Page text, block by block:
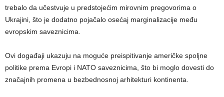
trebalo da učestvuje u predstojećim mirovnim pregovorima o
Ukrajini, što je dodatno pojačalo osećaj marginalizacije među
evropskim saveznicima.
Ovi događaji ukazuju na moguće preispitivanje američke spoljne
politike prema Evropi i NATO saveznicima, što bi moglo dovesti do
značajnih promena u bezbednosnoj arhitekturi kontinenta.